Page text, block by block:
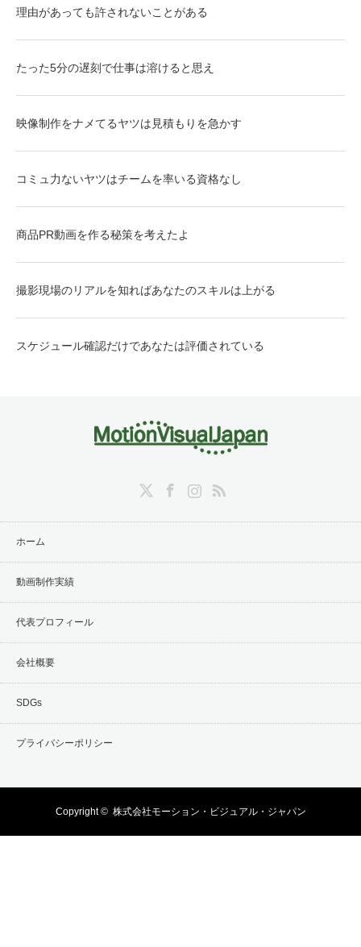
理由があっても許されないことがある
たった5分の遅刻で仕事は溶けると思え
映像制作をナメてるヤツは見積もりを急かす
コミュ力ないヤツはチームを率いる資格なし
商品PR動画を作る秘策を考えたよ
撮影現場のリアルを知ればあなたのスキルは上がる
スケジュール確認だけであなたは評価されている
RSS
ホーム
動画制作実績
代表プロフィール
会社概要
SDGs
プライバシーポリシー
Copyright © 株式会社モーション・ビジュアル・ジャパン